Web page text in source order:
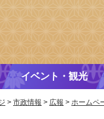
イベント・観光
> 市政情報 > 広報 > ホームペ